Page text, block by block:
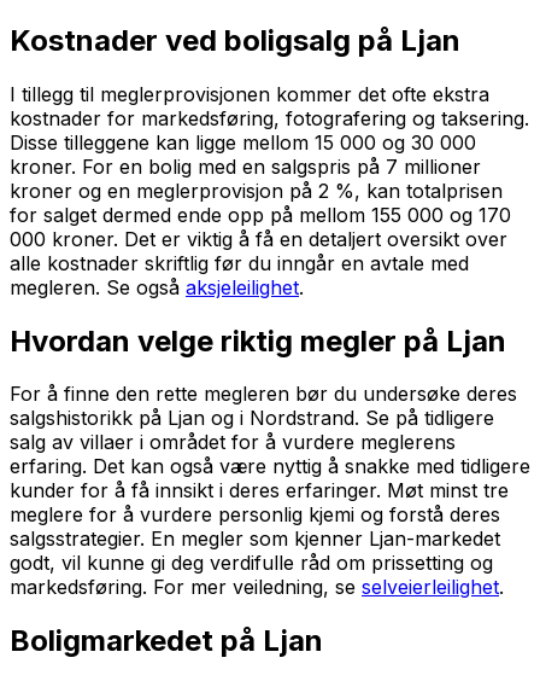
Kostnader ved boligsalg på Ljan
I tillegg til meglerprovisjonen kommer det ofte ekstra
kostnader for markedsføring, fotografering og taksering.
Disse tilleggene kan ligge mellom 15 000 og 30 000
kroner. For en bolig med en salgspris på 7 millioner
kroner og en meglerprovisjon på 2 %, kan totalprisen
for salget dermed ende opp på mellom 155 000 og 170
000 kroner. Det er viktig å få en detaljert oversikt over
alle kostnader skriftlig før du inngår en avtale med
megleren. Se også aksjeleilighet.
Hvordan velge riktig megler på Ljan
For å finne den rette megleren bør du undersøke deres
salgshistorikk på Ljan og i Nordstrand. Se på tidligere
salg av villaer i området for å vurdere meglerens
erfaring. Det kan også være nyttig å snakke med tidligere
kunder for å få innsikt i deres erfaringer. Møt minst tre
meglere for å vurdere personlig kjemi og forstå deres
salgsstrategier. En megler som kjenner Ljan-markedet
godt, vil kunne gi deg verdifulle råd om prissetting og
markedsføring. For mer veiledning, se selveierleilighet.
Boligmarkedet på Ljan